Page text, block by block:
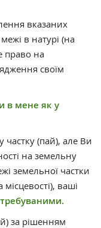
вказаних
в натурі (на
право на
своїм
в мене як у
частку (пай), але Ви
на земельну
земельної частки
ваші
за рішенням